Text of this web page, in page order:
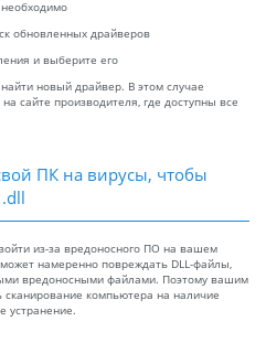
обновленных драйверов
и выберите его
новый драйвер. В этом случае
сайте производителя, где доступны все
ПК на вирусы, чтобы
из-за вредоносного ПО на вашем
намеренно повреждать DLL-файлы,
вредоносными файлами. Поэтому вашим
компьютера на наличие
устранение.